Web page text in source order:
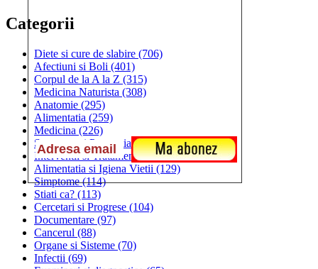
Categorii
Diete si cure de slabire (706)
Afectiuni si Boli (401)
Corpul de la A la Z (315)
Medicina Naturista (308)
Anatomie (295)
Alimentatia (259)
Medicina (226)
Sanatatea si Preventia(170)
Interventii si Tratamente(167)
Alimentatia si Igiena Vietii (129)
Simptome(114)
Stiati ca? (113)
Cercetari si Progrese (104)
Documentare (97)
Cancerul (88)
Organe si Sisteme (70)
Infectii (69)